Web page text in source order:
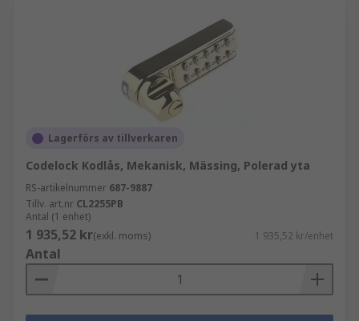
Lagerförs av tillverkaren
Codelock Kodlås, Mekanisk, Mässing, Polerad yta
RS-artikelnummer 687-9887
Tillv. art.nr CL2255PB
Antal (1 enhet)
1 935,52 kr(exkl. moms) 1 935,52 kr/enhet
Antal